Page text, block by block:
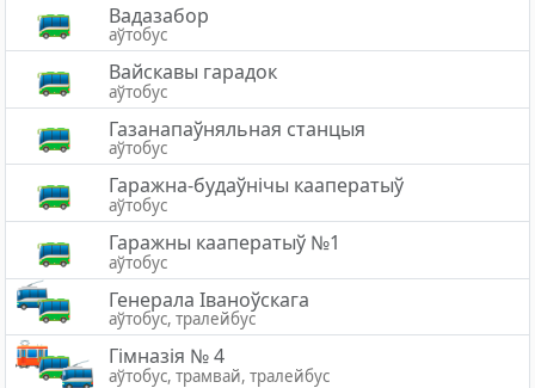
Вадазабор
аўтобус
Вайскавы гарадок
аўтобус
Газанапаўняльная станцыя
аўтобус
Гаражна-будаўнічы кааператыў
аўтобус
Гаражны кааператыў №1
аўтобус
Генерала Іваноўскага
аўтобус, тралейбус
Гімназія № 4
аўтобус, трамвай, тралейбус